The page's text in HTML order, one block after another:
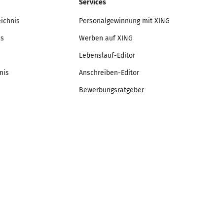
Services
Personalgewinnung mit XING
Werben auf XING
Lebenslauf-Editor
Anschreiben-Editor
Bewerbungsratgeber